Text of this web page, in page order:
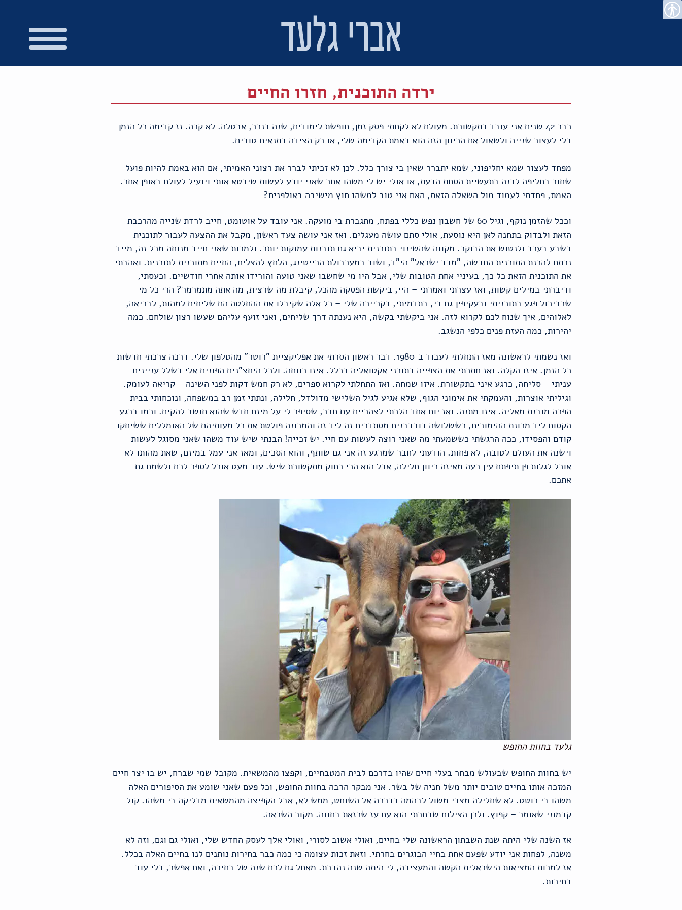
נגישות
מפת
הצהרת
עבור
צרו
ירדה התוכנית, חזרו החיים
כבר 42 שנים אני עובד בתקשורת. מעולם לא לקחתי פסק זמן, חופשת לימודים, שנה בנכר, אבטלה. לא קרה. זז קדימה כל הזמן
בלי לעצור שנייה ולשאול אם הכיוון הזה הוא באמת הקדימה שלי, או רק הצידה בתנאים טובים.
מפחד לעצור שמא יחליפוני, שמא יתברר שאין בי צורך כלל. לכן לא זכיתי לברר את רצוני האמיתי, אם הוא באמת להיות פועל
שחור בחליפה לבנה בתעשיית הסחת הדעת, או אולי יש לי משהו אחר שאני יודע לעשות שיבטא אותי ויועיל לעולם באופן אחר.
האמת, פחדתי לעמוד מול השאלה הזאת, האם אני טוב למשהו חוץ מישיבה באולפנים?
וככל שהזמן נוקף, וגיל 60 של חשבון נפש כללי בפתח, מתגברת בי מועקה. אני עובד על אוטומט, חייב לרדת שנייה מהרכבת
הזאת ולבדוק בתחנה לאן היא נוסעת, אולי סתם עושה מעגלים. ואז אני עושה צעד ראשון, מקבל את ההצעה לעבור לתוכנית
בשבע בערב ולנטוש את הבוקר. מקווה שהשינוי בתוכנית יביא גם תובנות עמוקות יותר. ולמרות שאני חייב מנוחה מכל זה, מייד
נרתם להכנת התוכנית החדשה, "מדד ישראל" הי"ד, ושוב במערבולת הרייטינג, הלחץ להצליח, החיים מתוכנית לתוכנית. ואהבתי
את התוכנית הזאת כל כך, בעיניי אחת הטובות שלי, אבל היו מי שחשבו שאני טועה והורידו אותה אחרי חודשיים. וכעסתי,
ודיברתי במילים קשות, ואז עצרתי ואמרתי – היי, ביקשת הפסקה מהכל, קיבלת מה שרצית, מה אתה מתמרמר? הרי כל מי
שכביכול פגע בתוכניתי ובעקיפין גם בי, בתדמיתי, בקריירה שלי – כל אלה שקיבלו את ההחלטה הם שליחים למהות, לבריאה,
לאלוהים, איך שנוח לכם לקרוא לזה. אני ביקשתי בקשה, היא נענתה דרך שליחים, ואני זועף עליהם שעשו רצון שולחם. כמה
יהירות, כמה העזת פנים כלפי הנשגב.
ואז נשמתי לראשונה מאז התחלתי לעבוד ב־1980. דבר ראשון הסרתי את אפליקציית "רוטר" מהטלפון שלי. דרכה צרכתי חדשות
כל הזמן. איזו הקלה. ואז חתכתי את הצפייה בתוכני אקטואליה בכלל. איזו רווחה. ולכל היחצ"נים הפונים אלי בשלל עניינים
עניתי – סליחה, כרגע איני בתקשורת. איזו שמחה. ואז התחלתי לקרוא ספרים, לא רק חמש דקות לפני השינה – קריאה לעומק.
וגיליתי אוצרות, והעמקתי את אימוני הגוף, שלא אגיע לגיל השלישי מדולדל, חלילה, ונתתי זמן רב במשפחה, ונוכחותי בבית
הפכה מובנת מאליה. איזו מתנה. ואז יום אחד הלכתי לצהריים עם חבר, שסיפר לי על מיזם חדש שהוא חושב להקים. וכמו ברגע
הקסום ליד מכונת ההימורים, כששלושה דובדבנים מסתדרים זה ליד זה והמכונה פולטת את כל מעותיהם של האומללים ששיחקו
קודם והפסידו, ככה הרגשתי כששמעתי מה שאני רוצה לעשות עם חיי. יש זכייה! הבנתי שיש עוד משהו שאני מסוגל לעשות
וישנה את העולם לטובה, לא פחות. הודעתי לחבר שמרגע זה אני גם שותף, והוא הסכים, ומאז אני עמל במיזם, שאת מהותו לא
אוכל לגלות פן תיפתח עין רעה מאיזה כיוון חלילה, אבל הוא הכי רחוק מתקשורת שיש. עוד מעט אוכל לספר לכם ולשמח גם
אתכם.
גלעד בחוות החופש
יש בחוות החופש שבעולש מבחר בעלי חיים שהיו בדרכם לבית המטבחיים, וקפצו מהמשאית. מקובל שמי שברח, יש בו יצר חיים
המזכה אותו בחיים טובים יותר משל חניה של בשר. אני מבקר הרבה בחוות החופש, וכל פעם שאני שומע את הסיפורים האלה
משהו בי רוטט. לא שחלילה מצבי משול לבהמה בדרכה אל השוחט, ממש לא, אבל הקפיצה מהמשאית מדליקה בי משהו. קול
קדמוני שאומר – קפוץ. ולכן הצילום שבחרתי הוא עם עז שכזאת בחווה. מקור השראה.
אז השנה שלי היתה שנת השבתון הראשונה שלי בחיים, ואולי אשוב לסורי, ואולי אלך לעסק החדש שלי, ואולי גם וגם, וזה לא
משנה, לפחות אני יודע שפעם אחת בחיי הבוגרים בחרתי. וזאת זכות עצומה כי כמה כבר בחירות נותנים לנו בחיים האלה בכלל.
אז למרות המציאות הישראלית הקשה והמעציבה, לי היתה שנה נהדרת. מאחל גם לכם שנה של בחירה, ואם אפשר, בלי עוד
בחירות.